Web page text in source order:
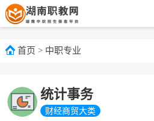
首页 > 中职专业
统计事务
财经商贸大类